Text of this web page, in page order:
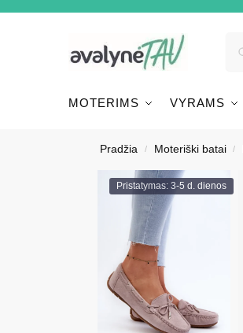
MOTERIMS VYRAMS
Pradžia / Moteriški batai /
Pristatymas: 3-5 d. dienos